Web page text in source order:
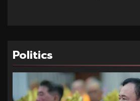
Politics